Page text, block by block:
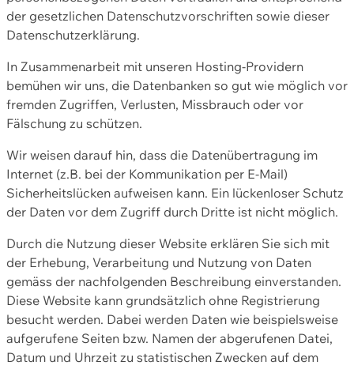
der gesetzlichen Datenschutzvorschriften sowie dieser
Datenschutzerklärung.
In Zusammenarbeit mit unseren Hosting-Providern
bemühen wir uns, die Datenbanken so gut wie möglich vor
fremden Zugriffen, Verlusten, Missbrauch oder vor
Fälschung zu schützen.
Wir weisen darauf hin, dass die Datenübertragung im
Internet (z.B. bei der Kommunikation per E-Mail)
Sicherheitslücken aufweisen kann. Ein lückenloser Schutz
der Daten vor dem Zugriff durch Dritte ist nicht möglich.
Durch die Nutzung dieser Website erklären Sie sich mit
der Erhebung, Verarbeitung und Nutzung von Daten
gemäss der nachfolgenden Beschreibung einverstanden.
Diese Website kann grundsätzlich ohne Registrierung
besucht werden. Dabei werden Daten wie beispielsweise
aufgerufene Seiten bzw. Namen der abgerufenen Datei,
Datum und Uhrzeit zu statistischen Zwecken auf dem